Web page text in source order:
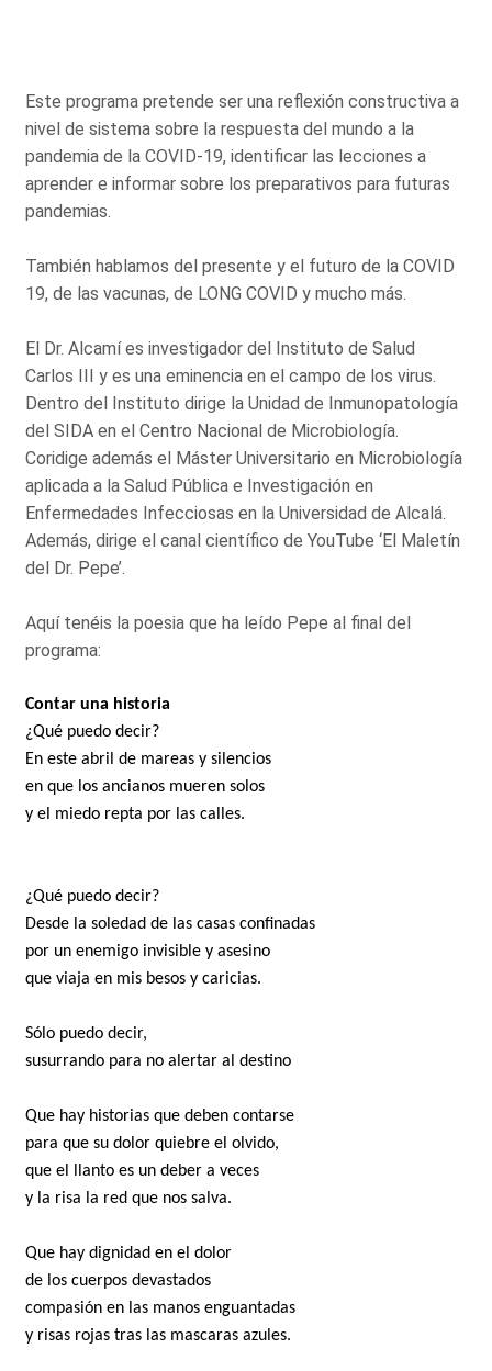
Este programa pretende ser una reflexión constructiva a
nivel de sistema sobre la respuesta del mundo a la
pandemia de la COVID-19, identificar las lecciones a
aprender e informar sobre los preparativos para futuras
pandemias.
También hablamos del presente y el futuro de la COVID
19, de las vacunas, de LONG COVID y mucho más.
El Dr. Alcamí es investigador del Instituto de Salud
Carlos III y es una eminencia en el campo de los virus.
Dentro del Instituto dirige la Unidad de Inmunopatología
del SIDA en el Centro Nacional de Microbiología.
Coridige además el Máster Universitario en Microbiología
aplicada a la Salud Pública e Investigación en
Enfermedades Infecciosas en la Universidad de Alcalá.
Además, dirige el canal científico de YouTube ‘El Maletín
del Dr. Pepe’.
Aquí tenéis la poesia que ha leído Pepe al final del
programa:
Contar una historia
¿Qué puedo decir?
En este abril de mareas y silencios
en que los ancianos mueren solos
y el miedo repta por las calles.
¿Qué puedo decir?
Desde la soledad de las casas confinadas
por un enemigo invisible y asesino
que viaja en mis besos y caricias.
Sólo puedo decir,
susurrando para no alertar al destino
Que hay historias que deben contarse
para que su dolor quiebre el olvido,
que el llanto es un deber a veces
y la risa la red que nos salva.
Que hay dignidad en el dolor
de los cuerpos devastados
compasión en las manos enguantadas
y risas rojas tras las mascaras azules.